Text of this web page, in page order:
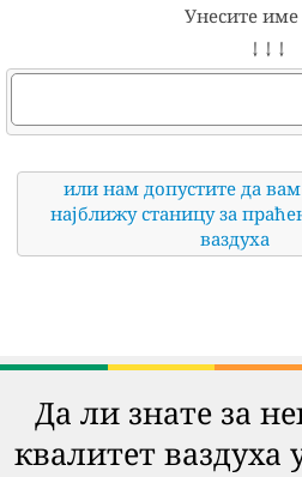
Унесите име
↓ ↓ ↓
или нам допустите да
најближу станицу за
ваздуха
Да ли знате за
квалитет ваздуха